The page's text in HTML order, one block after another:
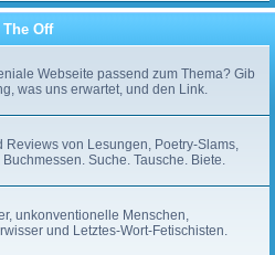
The Off
Webseite passend zum Thema? Gib
was uns erwartet, und den Link.
Reviews von Lesungen, Poetry-Slams,
Suche. Tausche. Biete.
unkonventionelle Menschen,
und Letztes-Wort-Fetischisten.